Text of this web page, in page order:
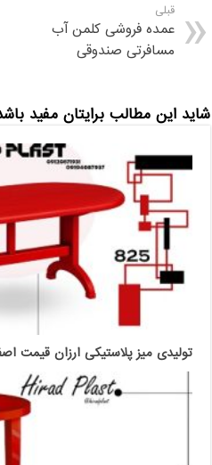
قبلی
عمده فروشی کلمن آب
مسافرتی صندوقی
شاید این مطالب برایتان مفید
تولیدی میز پلاستیکی ارزان قیمت